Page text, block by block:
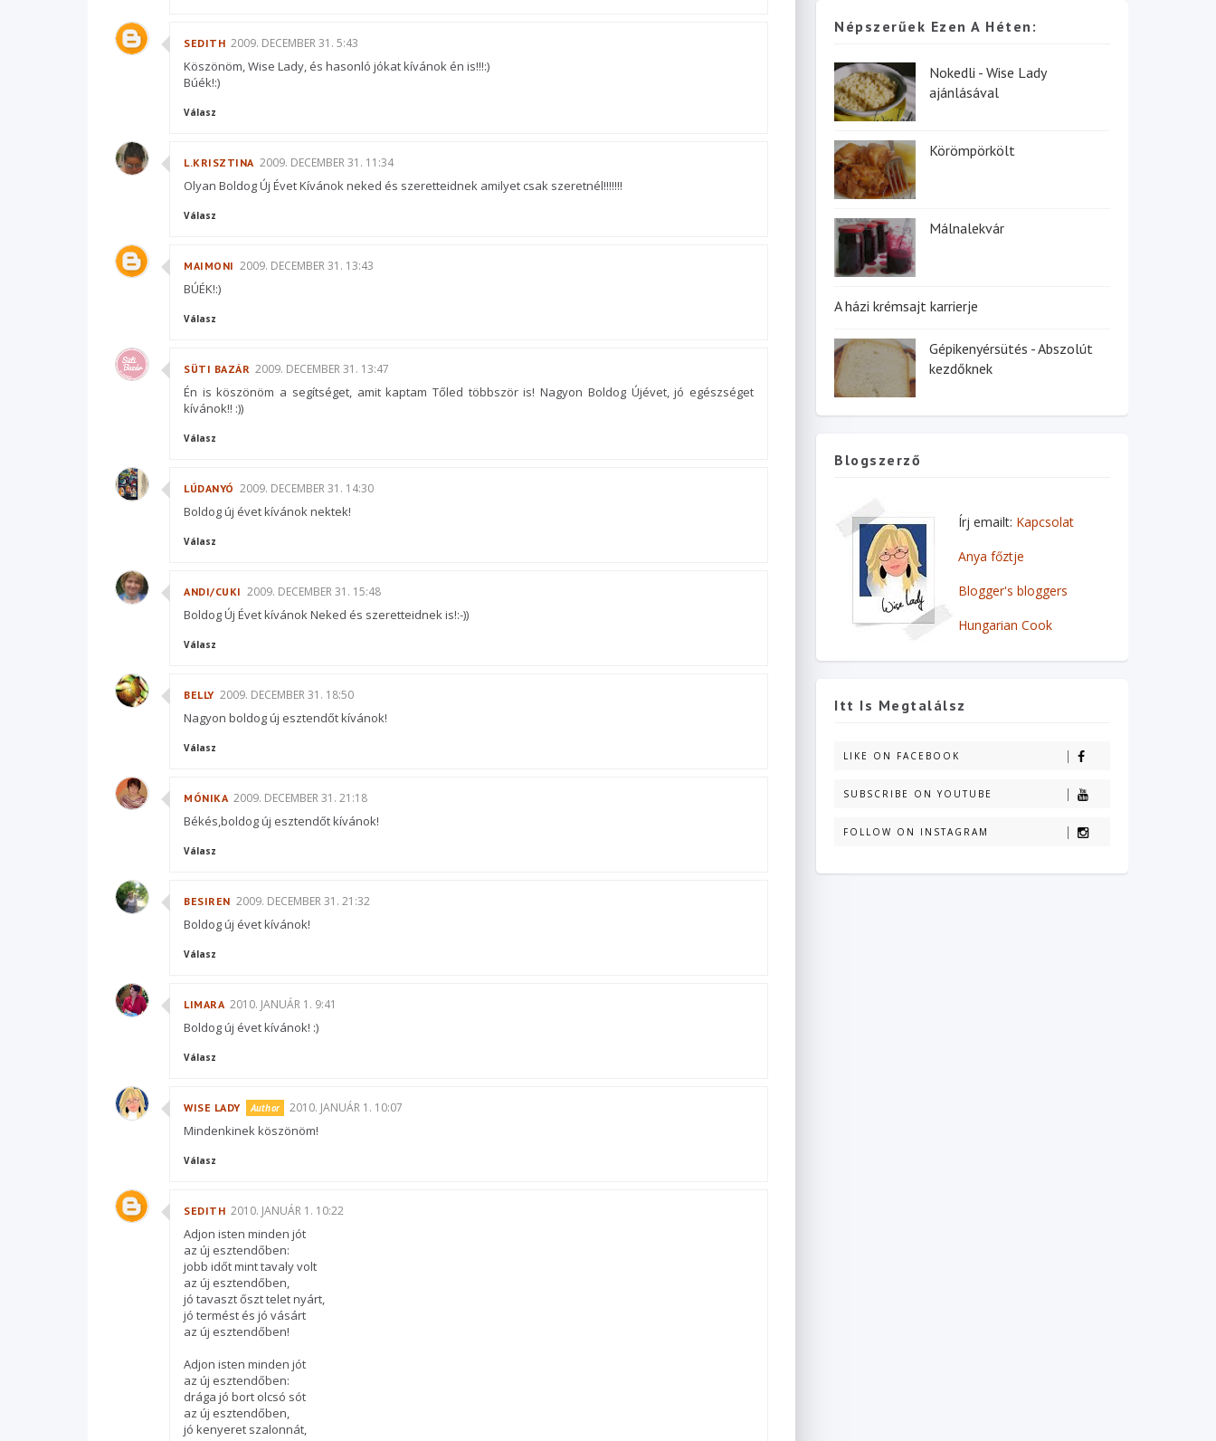
SEDITH 2009. DECEMBER 31. 5:43
Köszönöm, Wise Lady, és hasonló jókat kívánok én is!!!:)
Búék!:)
Válasz
L.KRISZTINA 2009. DECEMBER 31. 11:34
Olyan Boldog Új Évet Kívánok neked és szeretteidnek amilyet csak szeretnél!!!!!!!
Válasz
MAIMONI 2009. DECEMBER 31. 13:43
BÚÉK!:)
Válasz
SÜTI BAZÁR 2009. DECEMBER 31. 13:47
Én is köszönöm a segítséget, amit kaptam Tőled többször is! Nagyon Boldog Újévet, jó egészséget
kívánok!! :))
Válasz
LÚDANYÓ 2009. DECEMBER 31. 14:30
Boldog új évet kívánok nektek!
Válasz
ANDI/CUKI 2009. DECEMBER 31. 15:48
Boldog Új Évet kívánok Neked és szeretteidnek is!:-))
Válasz
BELLY 2009. DECEMBER 31. 18:50
Nagyon boldog új esztendőt kívánok!
Válasz
MÓNIKA 2009. DECEMBER 31. 21:18
Békés,boldog új esztendőt kívánok!
Válasz
BESIREN 2009. DECEMBER 31. 21:32
Boldog új évet kívánok!
Válasz
LIMARA 2010. JANUÁR 1. 9:41
Boldog új évet kívánok! :)
Válasz
WISE LADY 2010. JANUÁR 1. 10:07
Mindenkinek köszönöm!
Válasz
SEDITH 2010. JANUÁR 1. 10:22
Adjon isten minden jót
az új esztendőben:
jobb időt mint tavaly volt
az új esztendőben,
jó tavaszt őszt telet nyárt,
jó termést és jó vásárt
az új esztendőben!
Adjon isten minden jót
az új esztendőben:
drága jó bort olcsó sót
az új esztendőben,
jó kenyeret szalonnát,
Népszerűek Ezen A Héten:
Nokedli - Wise Lady
ajánlásával
Körömpörkölt
Málnalekvár
A házi krémsajt karrierje
Gépikenyérsütés - Abszolút
kezdőknek
Blogszerző
Írj emailt: Kapcsolat
Anya főztje
Blogger's bloggers
Hungarian Cook
Itt Is Megtalálsz
LIKE ON FACEBOOK
SUBSCRIBE ON YOUTUBE
FOLLOW ON INSTAGRAM